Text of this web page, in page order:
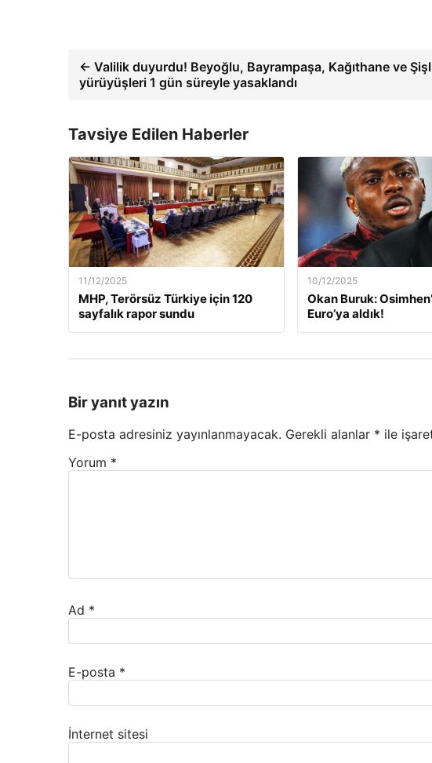
← Valilik duyurdu! Beyoğlu, Bayrampaşa, Kağıthane ve
yürüyüşleri 1 gün süreyle yasaklandı
Tavsiye Edilen Haberler
11/12/2025
MHP, Terörsüz Türkiye için 120
sayfalık rapor sundu
10/12/2025
Okan Buruk:
Euro’ya aldık!
Bir yanıt yazın
E-posta adresiniz yayınlanmayacak. Gerekli alanlar * ile
Yorum *
Ad *
E-posta *
İnternet sitesi